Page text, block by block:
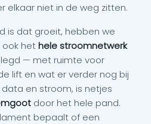
elkaar niet in de weg zitten.
is dat groeit, hebben we
hethele stroomnetwerk
— met ruimte voor
lift en wat er verder nog bij
en stroom, is netjes
door het hele pand.
bepaalt of een